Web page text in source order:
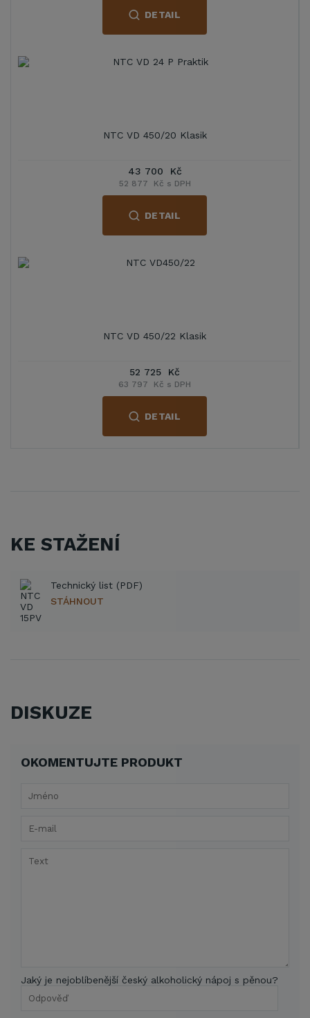
DETAIL
NTC VD 450/20 Klasik
43 700 Kč
52 877 Kč s DPH
DETAIL
NTC VD 450/22 Klasik
52 725 Kč
63 797 Kč s DPH
DETAIL
KE STAŽENÍ
Technický list (PDF)
STÁHNOUT
DISKUZE
OKOMENTUJTE PRODUKT
Jaký je nejoblíbenější český alkoholický nápoj s pěnou?